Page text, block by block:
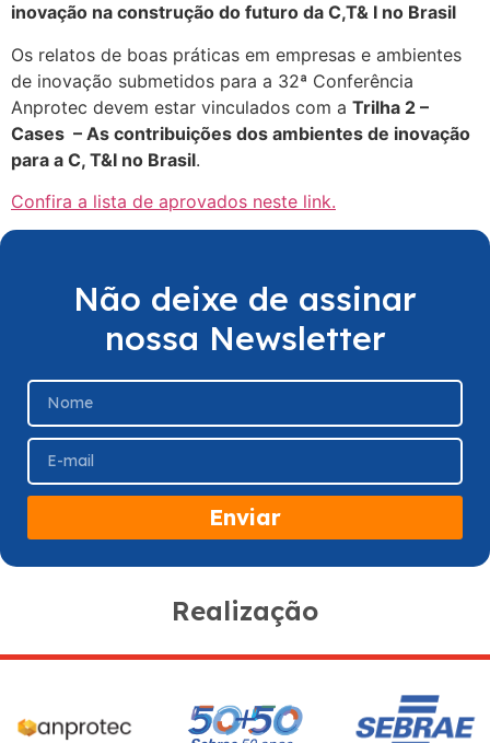
inovação na construção do futuro da C,T& I no Brasil
Os relatos de boas práticas em empresas e ambientes
de inovação submetidos para a 32ª Conferência
Anprotec devem estar vinculados com a Trilha 2 –
Cases – As contribuições dos ambientes de inovação
para a C, T&I no Brasil.
Confira a lista de aprovados neste link.
Não deixe de assinar
nossa Newsletter
Enviar
Realização